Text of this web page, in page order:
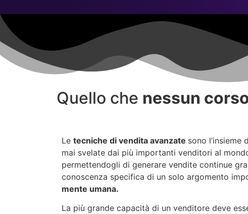
Quello che nessun
Le tecniche di vendita avanzate sono l’insieme
mai svelate dai più importanti venditori al
permettendogli di generare vendite continue
conoscenza specifica di un solo argomento
mente umana.
La più grande capacità di un venditore deve